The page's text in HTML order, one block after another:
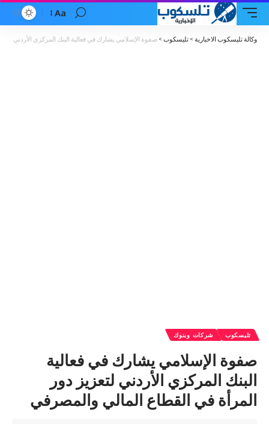
Font
Resizer
Aa
وكالة تليسكوب الاخبارية > تليسكوب > صفوة الإسلامي يشارك في فعالية البنك المركزي الأردني
تليسكوب شركات وبنوك
صفوة الإسلامي يشارك في فعالية
البنك المركزي الأردني لتعزيز دور
المرأة في القطاع المالي والمصرفي